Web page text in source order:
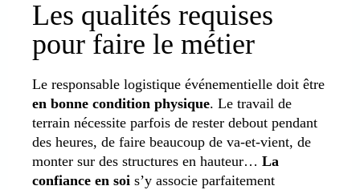
Les qualités requises
pour faire le métier
Le responsable logistique événementielle doit être
en bonne condition physique. Le travail de
terrain nécessite parfois de rester debout pendant
des heures, de faire beaucoup de va-et-vient, de
monter sur des structures en hauteur… La
confiance en soi s’y associe parfaitement